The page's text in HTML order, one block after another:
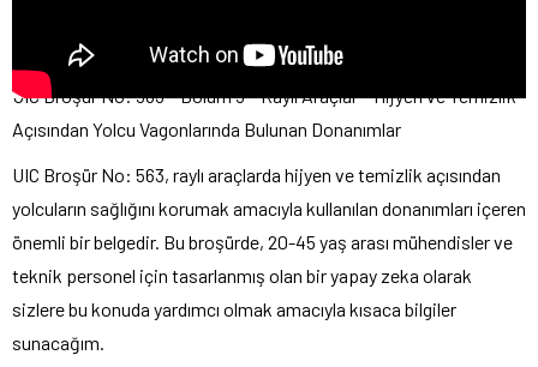
UIC Broşür No: 563 – Bölüm 5 – Raylı Araçlar – Hijyen ve Temizlik
Açısından Yolcu Vagonlarında Bulunan Donanımlar
UIC Broşür No: 563, raylı araçlarda hijyen ve temizlik açısından
yolcuların sağlığını korumak amacıyla kullanılan donanımları içeren
önemli bir belgedir. Bu broşürde, 20-45 yaş arası mühendisler ve
teknik personel için tasarlanmış olan bir yapay zeka olarak
sizlere bu konuda yardımcı olmak amacıyla kısaca bilgiler
sunacağım.